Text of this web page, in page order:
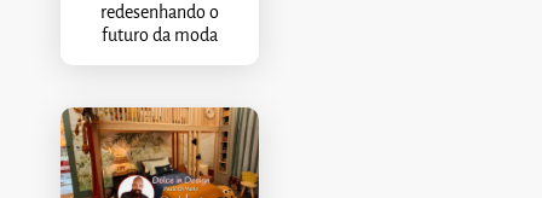
redesenhando o
futuro da moda